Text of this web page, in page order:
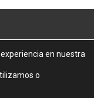
Parcela 16 en nuestra
o